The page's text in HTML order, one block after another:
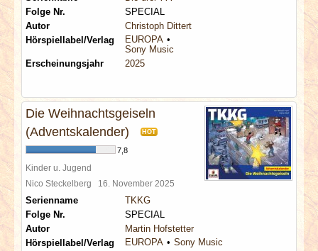
Folge Nr.
SPECIAL
Autor
Christoph Dittert
Hörspiellabel/Verlag
EUROPA
Sony Music
Erscheinungsjahr
2025
Die Weihnachtsgeiseln
(Adventskalender)
HOT
7,8
Kinder u. Jugend
Nico Steckelberg 16. November 2025
Serienname
TKKG
Folge Nr.
SPECIAL
Autor
Martin Hofstetter
Hörspiellabel/Verlag
EUROPA
Sony Music